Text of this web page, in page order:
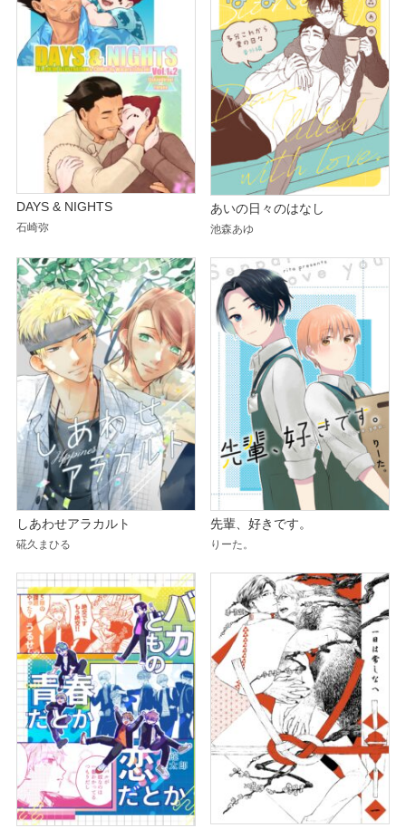
DAYS & NIGHTS
石崎弥
あいの日々のはなし
池森あゆ
しあわせアラカルト
硴久まひる
先輩、好きです。
りーた。